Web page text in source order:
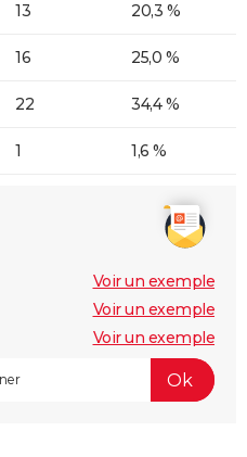
13 20,3 %
16 25,0 %
22 34,4 %
1 1,6 %
Voir un exemple
Voir un exemple
Voir un exemple